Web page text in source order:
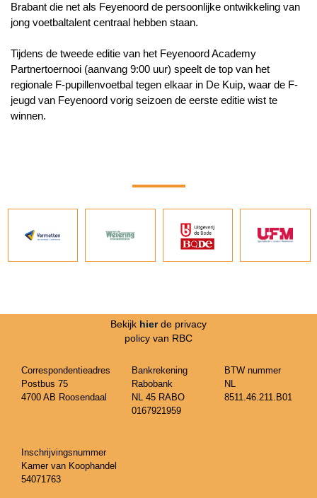
Brabant die net als Feyenoord de persoonlijke ontwikkeling van
jong voetbaltalent centraal hebben staan.
Tijdens de tweede editie van het Feyenoord Academy
Partnertoernooi (aanvang 9:00 uur) speelt de top van het
regionale F-pupillenvoetbal tegen elkaar in De Kuip, waar de F-
jeugd van Feyenoord vorig seizoen de eerste editie wist te
winnen.
Bekijk hier de privacy
policy van RBC
Correspondentieadres
Postbus 75
4700 AB Roosendaal
Bankrekening
Rabobank
NL 45 RABO
0167921959
BTW nummer
NL
8511.46.211.B01
Inschrijvingsnummer
Kamer van Koophandel
54071763